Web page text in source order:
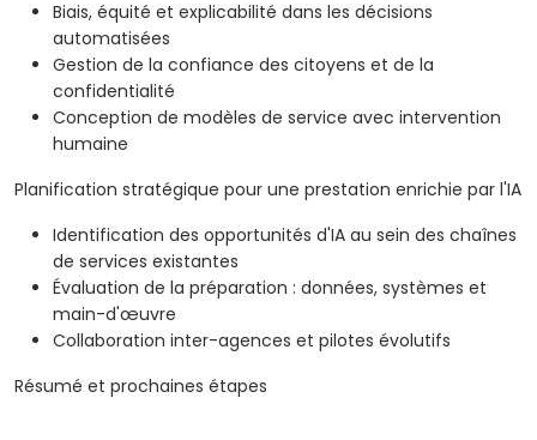
Biais, équité et explicabilité dans les décisions
automatisées
Gestion de la confiance des citoyens et de la
confidentialité
Conception de modèles de service avec intervention
humaine
Planification stratégique pour une prestation enrichie par l'IA
Identification des opportunités d'IA au sein des chaînes
de services existantes
Évaluation de la préparation : données, systèmes et
main-d'œuvre
Collaboration inter-agences et pilotes évolutifs
Résumé et prochaines étapes